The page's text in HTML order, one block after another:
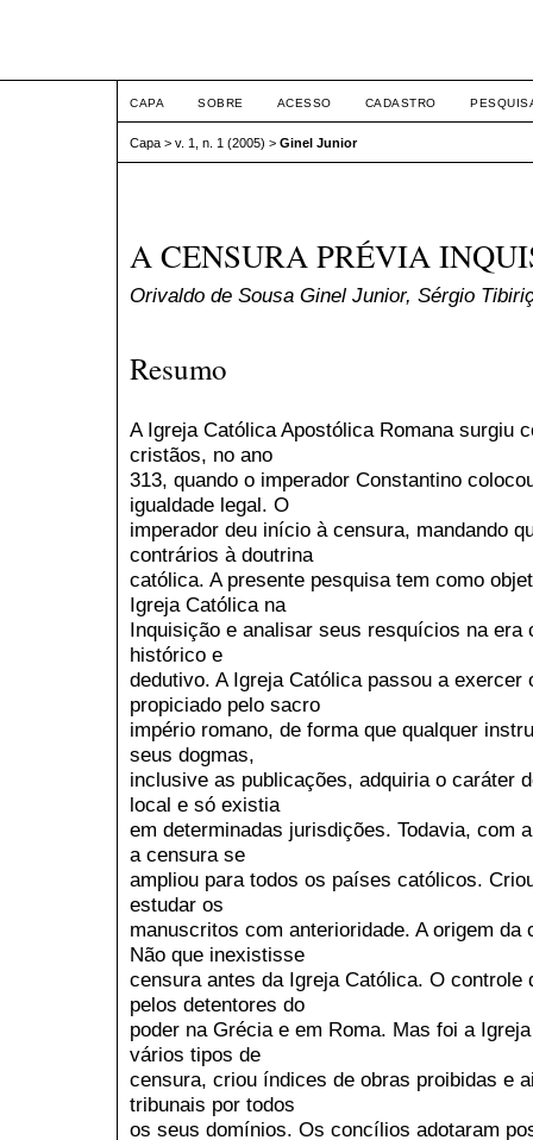
CAPA SOBRE ACESSO CADASTRO
Capa > v. 1, n. 1 (2005) > Ginel Junior
A CENSURA PRÉVIA
Orivaldo de Sousa Ginel Junior, Sérgio
Resumo
A Igreja Católica Apostólica Romana surgiu
cristãos, no ano
313, quando o imperador Constantino
igualdade legal. O
imperador deu início à censura, mandando
contrários à doutrina
católica. A presente pesquisa tem como
Igreja Católica na
Inquisição e analisar seus resquícios na era
histórico e
dedutivo. A Igreja Católica passou a
propiciado pelo sacro
império romano, de forma que qualquer
seus dogmas,
inclusive as publicações, adquiria o caráter
local e só existia
em determinadas jurisdições. Todavia, com
a censura se
ampliou para todos os países católicos.
estudar os
manuscritos com anterioridade. A origem
Não que inexistisse
censura antes da Igreja Católica. O
pelos detentores do
poder na Grécia e em Roma. Mas foi a
vários tipos de
censura, criou índices de obras proibidas e
tribunais por todos
os seus domínios. Os concílios adotaram